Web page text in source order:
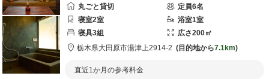
丸ごと貸切
定員6名
寝室2室 浴室1室
寝具3組 広さ200㎡
栃木県大田原市湯津上2914-2 目的地から7.1km
直近1か月の参考料金